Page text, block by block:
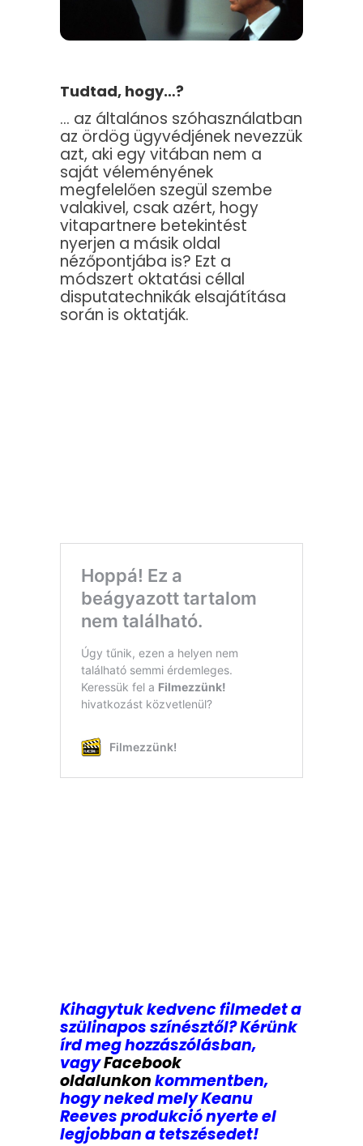
Tudtad, hogy…?
… az általános szóhasználatban
az ördög ügyvédjének nevezzük
azt, aki egy vitában nem a
saját véleményének
megfelelően szegül szembe
valakivel, csak azért, hogy
vitapartnere betekintést
nyerjen a másik oldal
nézőpontjába is? Ezt a
módszert oktatási céllal
disputatechnikák elsajátítása
során is oktatják.
Kihagytuk kedvenc filmedet a
szülinapos színésztől? Kérünk
írd meg hozzászólásban,
vagyFacebook
oldalunkonkommentben,
hogy neked mely Keanu
Reeves produkció nyerte el
legjobban a tetszésedet!